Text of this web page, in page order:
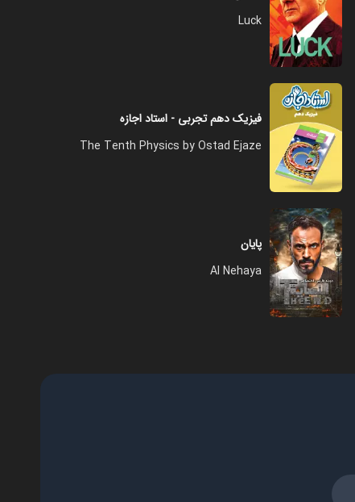
Luck
فیزیک دهم تجربی - استاد اجازه
The Tenth Physics by Ostad Ejaze
پایان
Al Nehaya